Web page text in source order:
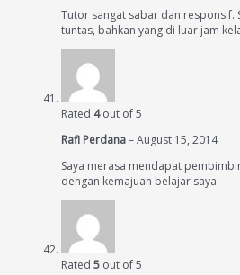
Tutor sangat sabar dan responsif.
tuntas, bahkan yang di luar jam
Rated 4out of 5
Rafi Perdana–August 15, 2014
Saya merasa mendapat
dengan kemajuan belajar saya.
Rated 5 out of 5